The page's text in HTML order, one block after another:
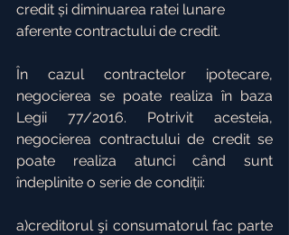
credit și diminuarea ratei lunare
aferente contractului de credit.
În cazul contractelor ipotecare,
negocierea se poate realiza în baza
Legii 77/2016. Potrivit acesteia,
negocierea contractului de credit se
poate realiza atunci când sunt
îndeplinite o serie de condiții:
a)creditorul şi consumatorul fac parte